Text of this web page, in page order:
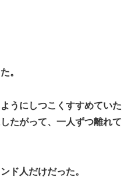
。
うにしつこくすすめていた
たがって、一人ずつ離れて
ド人だけだった。